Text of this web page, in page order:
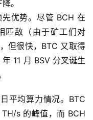
。
优势。尽管 BCH 在
匹敌（由于矿工们对
但很快，BTC 又取得
11 月 BSV 分叉诞生
平均算力情况。BTC
s 的峰值，而 BCH